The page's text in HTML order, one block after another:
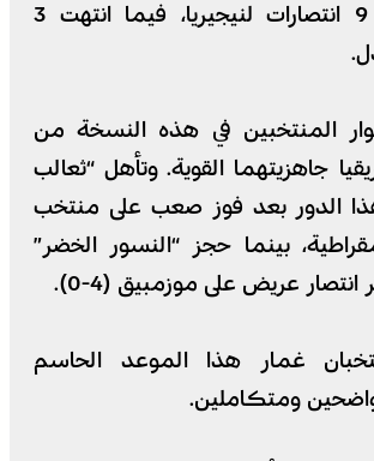
في 10 مقابل 9 انتصارات لنيجيريا، فيما انتهت 3
المنتخبين في هذه النسخة من
جاهزيتهما القوية. وتأهل “ثعالب
هذا الدور بعد فوز صعب على منتخب
بينما حجز “النسور الخضر”
انتصار عريض على موزمبيق (4-0).
غمار هذا الموعد الحاسم
ومتكاملين.